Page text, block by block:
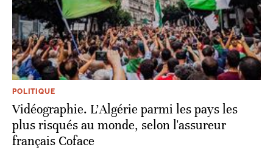
POLITIQUE
Vidéographie. L'Algérie parmi les pays les
plus risqués au monde, selon l'assureur
français Coface